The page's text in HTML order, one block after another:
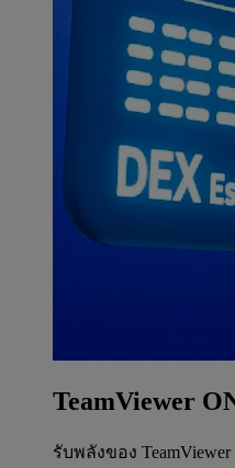
TeamViewer
รับพลังของ